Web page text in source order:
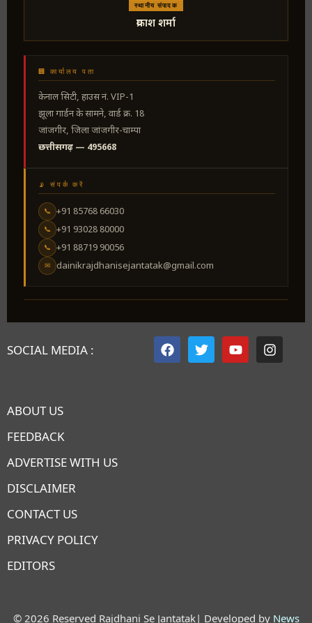
स्थानीय संपादक
प्रकाश शर्मा
🏢 कार्यालय पता
केनाल सिटी, हाउस नं. VIP-1
झूला गार्डन के सामने, वार्ड क्र. 18
जांजगीर, जिला जांजगीर-चाम्पा
छत्तीसगढ़ — 495668
📡 संपर्क करें
📞 +91 85768 66030
📞 +91 93028 80000
📞 +91 88719 90056
✉ dainikrajdhanisejantatak@gmail.com
SOCIAL MEDIA :
ABOUT US
FEEDBACK
ADVERTISE WITH US
DISCLAIMER
CONTACT US
PRIVACY POLICY
EDITORS
© 2026 Reserved Rajdhani Se Jantatak| Developed by News